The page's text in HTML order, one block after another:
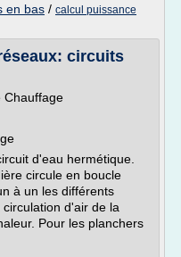
en bas / calcul puissance
circuits
Chauffage
d'eau hermétique.
circule en boucle
à un les différents
d'air de la
Pour les planchers